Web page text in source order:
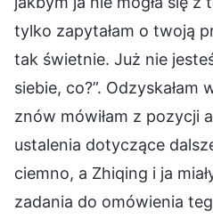
tylko zapytałam o twoją
tak świetnie. Już nie
siebie, co?”. Odzyskałam
znów mówiłam z pozycji
ustalenia dotyczące
ciemno, a Zhiqing i ja
zadania do omówienia